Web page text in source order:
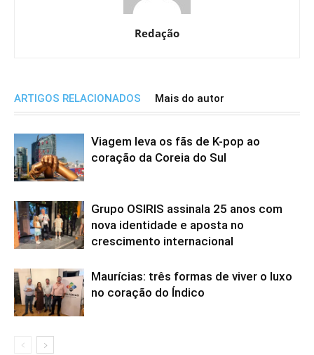
Redação
ARTIGOS RELACIONADOS Mais do autor
Viagem leva os fãs de K-pop ao
coração da Coreia do Sul
Grupo OSIRIS assinala 25 anos com
nova identidade e aposta no
crescimento internacional
Maurícias: três formas de viver o luxo
no coração do Índico